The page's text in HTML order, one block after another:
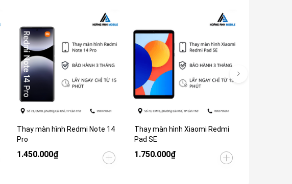
Thay màn hình Redmi Note 14
Pro
1.450.000₫
Thay màn hình Xiaomi Redmi
Pad SE
1.750.000₫